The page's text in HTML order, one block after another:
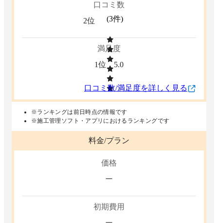
口コミ数
2位
(3件)
満足度
1位
5.0
口コミ数/満足度を詳しく見る
※ランキングは前日時点の情報です
※施工管理ソフト・アプリにおけるランキングです
料金/プラン
価格
ー
初期費用